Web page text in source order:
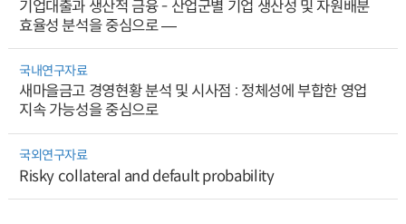
기업대출과 생산적 금융 - 산업군별 기업 생산성 및 자원배분
효율성 분석을 중심으로 ―
국내연구자료
새마을금고 경영현황 분석 및 시사점 : 정체성에 부합한 영업
지속 가능성을 중심으로
국외연구자료
Risky collateral and default probability